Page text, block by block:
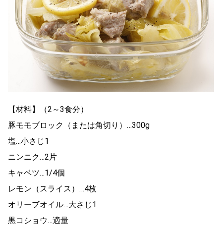
【材料】（2～3食分）
豚モモブロック（または角切り）…300g
塩…小さじ1
ニンニク…2片
キャベツ…1/4個
レモン（スライス）…4枚
オリーブオイル…大さじ1
黒コショウ…適量